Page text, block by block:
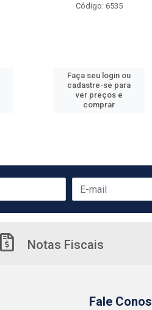
Código: 6535
Faça seu login ou
cadastre-se para
ver preços e
comprar
Notas Fiscais
Fale